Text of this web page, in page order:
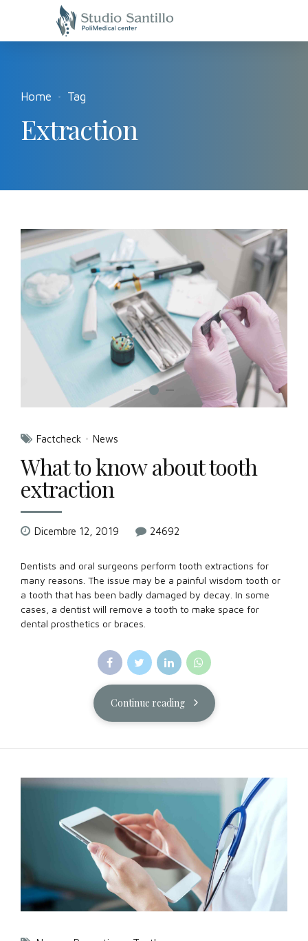
Home Tag
Extraction
Factcheck News
What to know about tooth
extraction
Dicembre 12, 2019 24692
Dentists and oral surgeons perform tooth extractions for
many reasons. The issue may be a painful wisdom tooth or
a tooth that has been badly damaged by decay. In some
cases, a dentist will remove a tooth to make space for
dental prosthetics or braces.
Continue reading